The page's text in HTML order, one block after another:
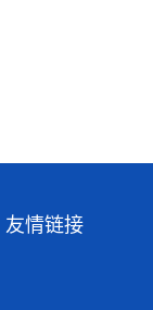
友情链接